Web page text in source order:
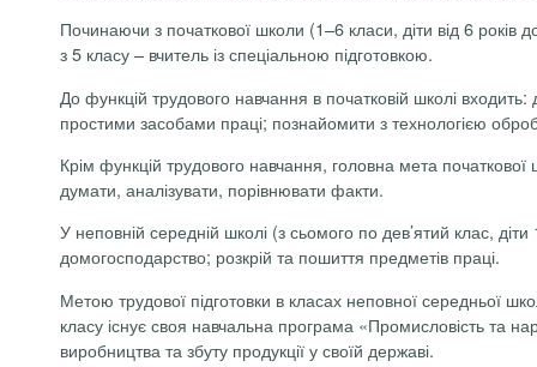
Починаючи з початкової школи (1–6 класи, діти від 6
з 5 класу – вчитель із спеціальною підготовкою.
До функцій трудового навчання в початковій школі
простими засобами праці; познайомити з технологією
Крім функцій трудового навчання, головна мета
думати, аналізувати, порівнювати факти.
У неповній середній школі (з сьомого по дев’ятий клас,
домогосподарство; розкрій та пошиття предметів праці.
Метою трудової підготовки в класах неповної середньої
класу існує своя навчальна програма «Промисловість та
виробництва та збуту продукції у своїй державі.